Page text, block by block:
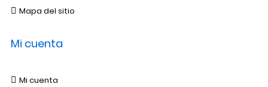
Mapa del sitio
Mi cuenta
Mi cuenta